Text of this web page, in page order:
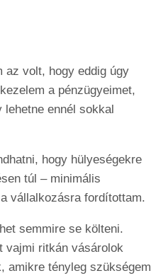
az volt, hogy eddig úgy
a pénzügyeimet,
lehetne ennél sokkal
hogy hülyeségekre
túl – minimális
vállalkozásra fordítottam.
semmire se költeni.
ritkán vásárolok
amikre tényleg szükségem